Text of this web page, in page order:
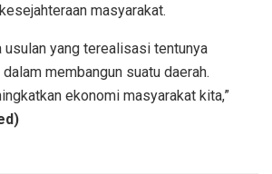
masyarakat.
usulan yang terealisasi tentunya
membangun suatu daerah.
ekonomi masyarakat kita,”